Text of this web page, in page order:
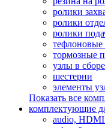
ролики
ролики
ролики
тефлоновые
тормозные
узлы в сборе
шестерни
элементы
Показать все
комплектующие
audio, HDMI